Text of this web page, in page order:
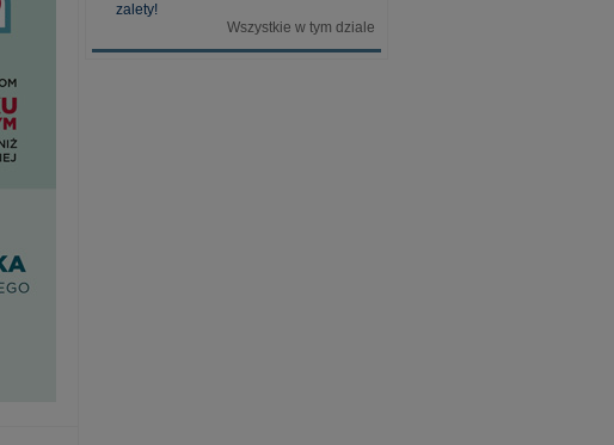
zalety!
Wszystkie w tym dziale